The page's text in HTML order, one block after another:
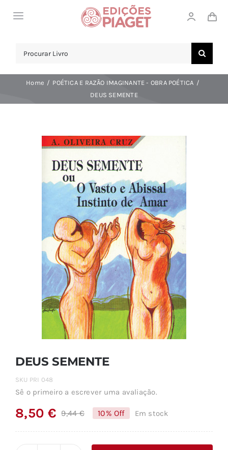
Toggle
COMPRAR!
Search
Home
POÉTICA E RAZÃO IMAGINANTE - OBRA POÉTICA
DEUS SEMENTE
DEUS SEMENTE
SKU PRI 048
Sê o primeiro a escrever uma avaliação.
9,44€O
8,50 €
O 10% Off Em stock